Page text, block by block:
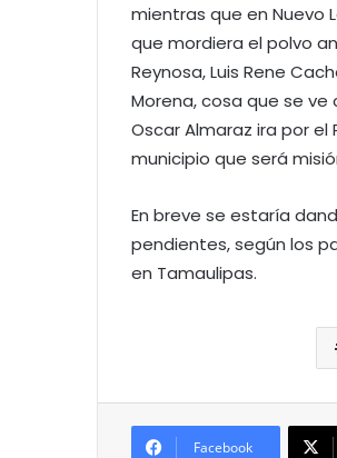
mientras que en Nuevo
que mordiera el polvo
Reynosa, Luis Rene
Morena, cosa que se
Oscar Almaraz ira por
municipio que será
En breve se estaría
pendientes, según los
en Tamaulipas.
Facebook